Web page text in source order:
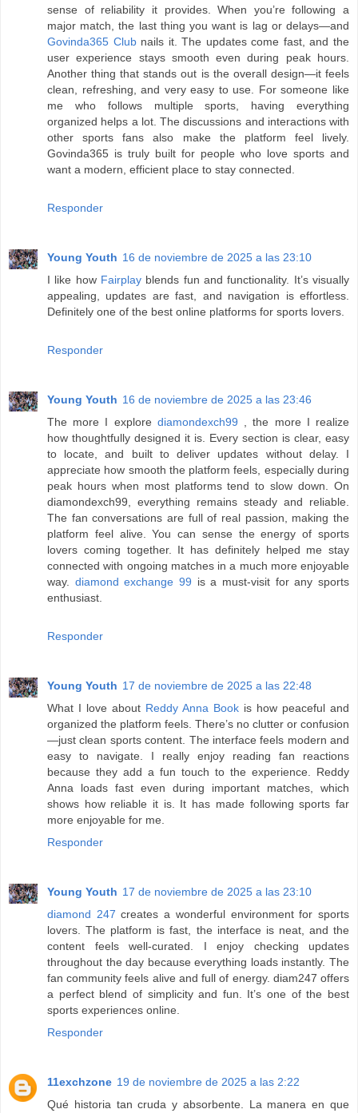
sense of reliability it provides. When you’re following a
major match, the last thing you want is lag or delays—and
Govinda365 Clubnails it. The updates come fast, and the
user experience stays smooth even during peak hours.
Another thing that stands out is the overall design—it feels
clean, refreshing, and very easy to use. For someone like
me who follows multiple sports, having everything
organized helps a lot. The discussions and interactions with
other sports fans also make the platform feel lively.
Govinda365 is truly built for people who love sports and
want a modern, efficient place to stay connected.
Responder
Young Youth 16 de noviembre de 2025 a las 23:10
I like how Fairplay blends fun and functionality. It’s visually
appealing, updates are fast, and navigation is effortless.
Definitely one of the best online platforms for sports lovers.
Responder
Young Youth 16 de noviembre de 2025 a las 23:46
The more I explore diamondexch99 , the more I realize
how thoughtfully designed it is. Every section is clear, easy
to locate, and built to deliver updates without delay. I
appreciate how smooth the platform feels, especially during
peak hours when most platforms tend to slow down. On
diamondexch99, everything remains steady and reliable.
The fan conversations are full of real passion, making the
platform feel alive. You can sense the energy of sports
lovers coming together. It has definitely helped me stay
connected with ongoing matches in a much more enjoyable
way. diamond exchange 99 is a must-visit for any sports
enthusiast.
Responder
Young Youth 17 de noviembre de 2025 a las 22:48
What I love about Reddy Anna Book is how peaceful and
organized the platform feels. There’s no clutter or confusion
—just clean sports content. The interface feels modern and
easy to navigate. I really enjoy reading fan reactions
because they add a fun touch to the experience. Reddy
Anna loads fast even during important matches, which
shows how reliable it is. It has made following sports far
more enjoyable for me.
Responder
Young Youth 17 de noviembre de 2025 a las 23:10
diamond 247 creates a wonderful environment for sports
lovers. The platform is fast, the interface is neat, and the
content feels well-curated. I enjoy checking updates
throughout the day because everything loads instantly. The
fan community feels alive and full of energy. diam247 offers
a perfect blend of simplicity and fun. It’s one of the best
sports experiences online.
Responder
11exchzone 19 de noviembre de 2025 a las 2:22
Qué historia tan cruda y absorbente. La manera en que